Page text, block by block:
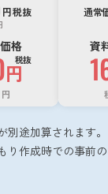
円税抜
格
円
税抜
円
通常
資
別途加算されます。
り作成時での事前